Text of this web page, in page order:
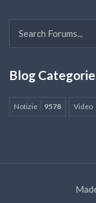
Blog
Notizie 9578 Video